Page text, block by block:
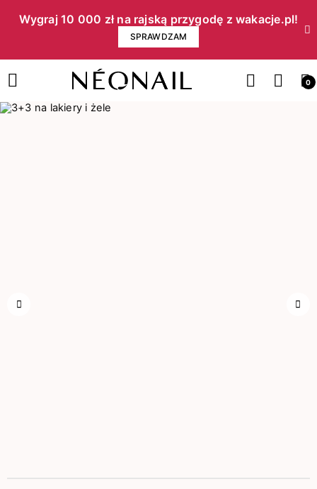
Wygraj 10 000 zł na rajską przygodę z wakacje.pl!​
SPRAWDZAM
0